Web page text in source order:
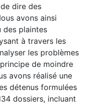
dire des
avons ainsi
des plaintes
à travers les
les problèmes
de moindre
avons réalisé une
détenus formulées
dossiers, incluant